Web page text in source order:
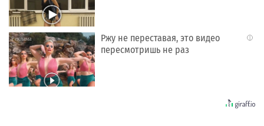
i
Ржу не переставая, это видео
пересмотришь не раз